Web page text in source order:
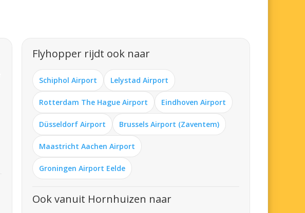
Flyhopper rijdt ook naar
Schiphol Airport Lelystad Airport
Rotterdam The Hague Airport Eindhoven Airport
Düsseldorf Airport Brussels Airport (Zaventem)
Maastricht Aachen Airport
Groningen Airport Eelde
Ook vanuit Hornhuizen naar